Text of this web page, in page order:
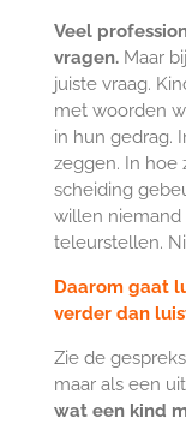
Veel
vragen. Maar
juiste vraag.
met woorden
in hun gedrag.
zeggen. In hoe
scheiding
willen niemand
teleurstellen.
Daarom gaat
verder dan
Zie de
maar als een
wat een kind